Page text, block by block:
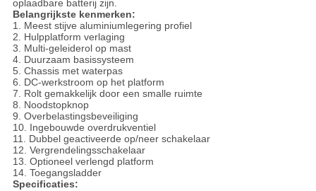
oplaadbare batterij zijn.
Belangrijkste kenmerken:
1. Meest stijve aluminiumlegering profiel
2. Hulpplatform verlaging
3. Multi-geleiderol op mast
4. Duurzaam basissysteem
5. Chassis met waterpas
6. DC-werkstroom op het platform
7. Rolt gemakkelijk door een smalle ruimte
8. Noodstopknop
9. Overbelastingsbeveiliging
10. Ingebouwde overdrukventiel
11. Dubbel geactiveerde op/neer schakelaar
12. Vergrendelingsschakelaar
13. Optioneel verlengd platform
14. Toegangsladder
Specificaties: